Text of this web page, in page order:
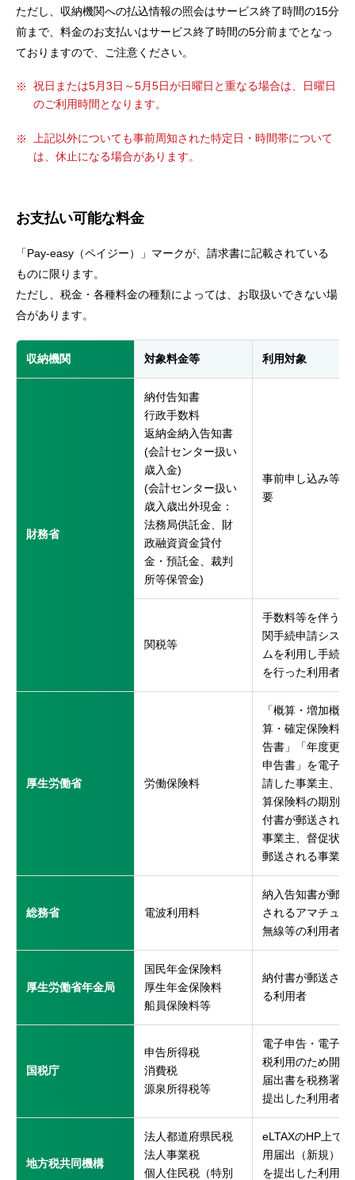
ただし、収納機関への払込情報の照会はサービス終了時間の15分
前まで、料金のお支払いはサービス終了時間の5分前までとなっ
ておりますので、ご注意ください。
祝日または5月3日～5月5日が日曜日と重なる場合は、日曜日
のご利用時間となります。
上記以外についても事前周知された特定日・時間帯について
は、休止になる場合があります。
お支払い可能な料金
「Pay-easy（ペイジー）」マークが、請求書に記載されている
ものに限ります。
ただし、税金・各種料金の種類によっては、お取扱いできない場
合があります。
収納機関 対象料金等 利用対象
財務省
納付告知書
行政手数料
返納金納入告知書
(会計センター扱い
歳入金)
(会計センター扱い
歳入歳出外現金：
法務局供託金、財
政融資資金貸付
金・預託金、裁判
所等保管金)
事前申し込み等不
要
関税等
手数料等を伴う税
関手続申請システ
ムを利用し手続き
を行った利用者
厚生労働省 労働保険料
「概算・増加概
算・確定保険料申
告書」「年度更新
申告書」を電子申
請した事業主、概
算保険料の期別納
付書が郵送される
事業主、督促状が
郵送される事業主
総務省 電波利用料
納入告知書が郵送
されるアマチュア
無線等の利用者
厚生労働省年金局
国民年金保険料
厚生年金保険料
船員保険料等
納付書が郵送され
る利用者
国税庁
申告所得税
消費税
源泉所得税等
電子申告・電子納
税利用のため開始
届出書を税務署に
提出した利用者
地方税共同機構
法人都道府県民税
法人事業税
個人住民税（特別
eLTAXのHP上で利
用届出（新規）
を提出した利用者